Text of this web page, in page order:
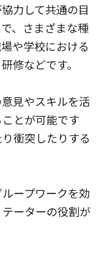
力して共通の目
、さまざまな種
や学校における
修などです。
見やスキルを活
とが可能です
衝突したりする
ープワークを効
ーターの役割が